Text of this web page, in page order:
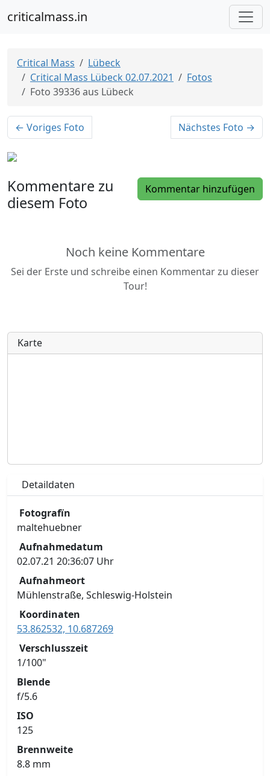
criticalmass.in
Critical Mass
Lübeck
Critical Mass Lübeck 02.07.2021
Fotos
Foto 39336 aus Lübeck
← Voriges Foto Nächstes Foto →
Kommentar hinzufügen
Kommentare zu
diesem Foto
Noch keine Kommentare
Sei der Erste und schreibe einen Kommentar zu dieser
Tour!
Karte
Detaildaten
Fotografïn
maltehuebner
Aufnahmedatum
02.07.21 20:36:07 Uhr
Aufnahmeort
Mühlenstraße, Schleswig-Holstein
Koordinaten
53.862532, 10.687269
Verschlusszeit
1/100"
Blende
f/5.6
ISO
125
Brennweite
8.8 mm